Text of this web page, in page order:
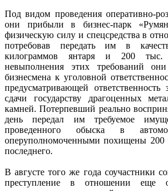
Под видом проведения оперативно-
они прибыли в бизнес-парк
физическую силу и спецсредства в
потребовав передать им в
килограммов янтаря и 200
невыполнения этих требований
бизнесмена к уголовной
предусматривающей
сдачи государству драгоценных
камней. Потерпевший реально
день передал им требуемое
проведенного обыска в
оперуполномоченными похищены 200
последнего.
В августе того же года соучастники
преступление в отношении еще